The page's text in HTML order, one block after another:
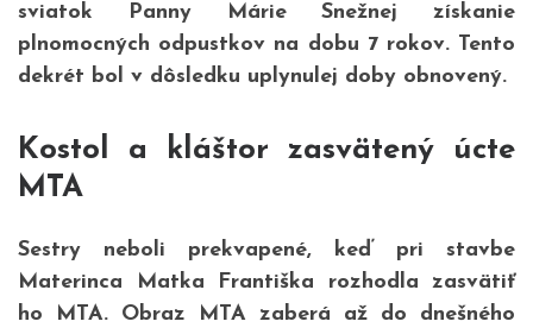
sviatok Panny Márie Snežnej získanie
plnomocných odpustkov na dobu 7 rokov. Tento
dekrét bol v dôsledku uplynulej doby obnovený.
Kostol a kláštor zasvätený úcte
MTA
Sestry neboli prekvapené, keď pri stavbe
Materinca Matka Františka rozhodla zasvätiť
ho MTA. Obraz MTA zaberá až do dnešného